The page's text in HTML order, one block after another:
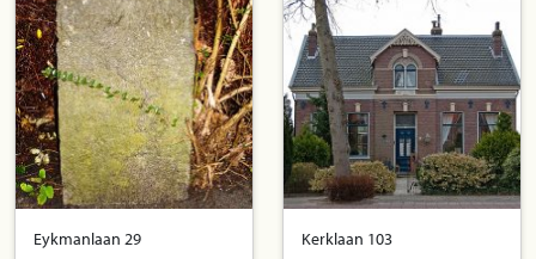
Eykmanlaan 29 Kerklaan 103